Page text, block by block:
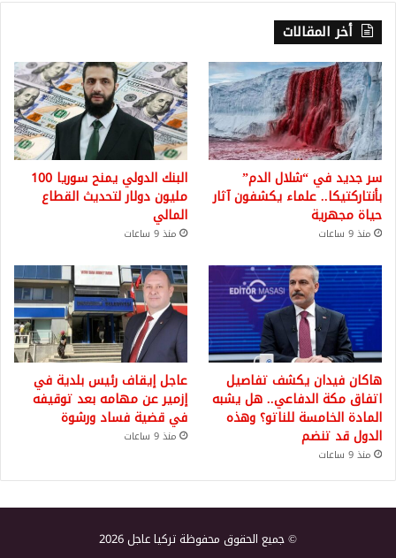
أخر المقالات
سر جديد في “شلال الدم”
بأنتاركتيكا.. علماء يكشفون آثار
حياة مجهرية
منذ 9 ساعات
البنك الدولي يمنح سوريا 100
مليون دولار لتحديث القطاع
المالي
منذ 9 ساعات
هاكان فيدان يكشف تفاصيل
اتفاق مكة الدفاعي.. هل يشبه
المادة الخامسة للناتو؟ وهذه
الدول قد تنضم
منذ 9 ساعات
عاجل إيقاف رئيس بلدية في
إزمير عن مهامه بعد توقيفه
في قضية فساد ورشوة
منذ 9 ساعات
© جميع الحقوق محفوظة تركيا عاجل 2026